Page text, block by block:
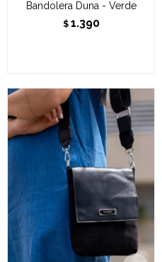
Bandolera Duna - Verde
$ 1.390